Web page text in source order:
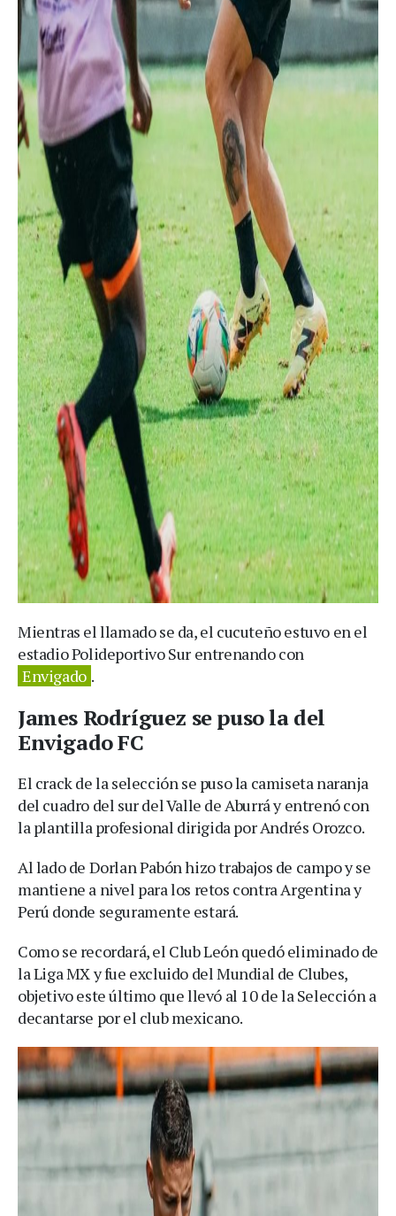
Mientras el llamado se da, el cucuteño estuvo en el
estadio Polideportivo Sur entrenando con
Envigado .
James Rodríguez se puso la del
Envigado FC
El crack de la selección se puso la camiseta naranja
del cuadro del sur del Valle de Aburrá y entrenó con
la plantilla profesional dirigida por Andrés Orozco.
Al lado de Dorlan Pabón hizo trabajos de campo y se
mantiene a nivel para los retos contra Argentina y
Perú donde seguramente estará.
Como se recordará, el Club León quedó eliminado de
la Liga MX y fue excluido del Mundial de Clubes,
objetivo este último que llevó al 10 de la Selección a
decantarse por el club mexicano.